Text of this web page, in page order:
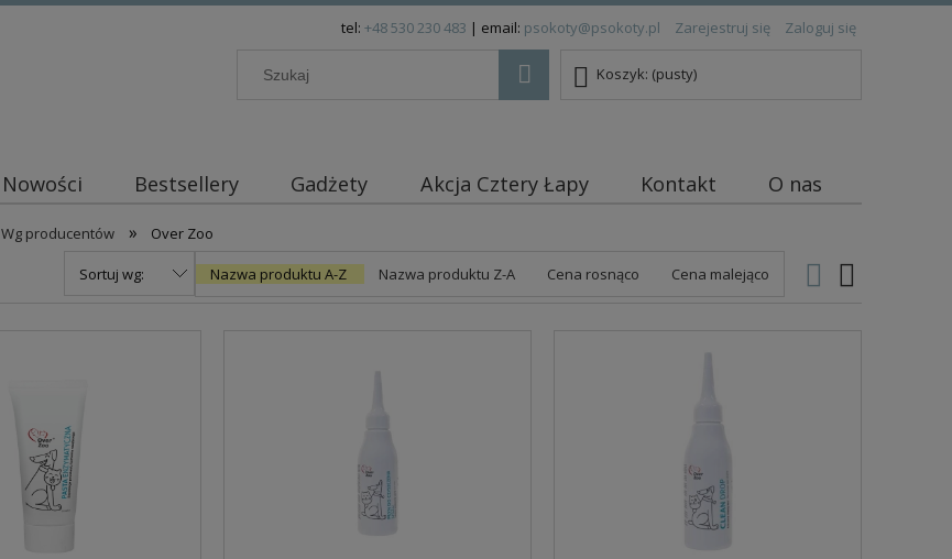
tel: +48 530 230 483 | email: psokoty@psokoty.pl Zarejestruj się Zaloguj się
Koszyk: (pusty)
Nowości Bestsellery Gadżety Akcja Cztery Łapy Kontakt
O nas
Wg producentów » Over Zoo
Sortuj wg: Nazwa produktu A-Z Nazwa produktu Z-A Cena rosnąco Cena malejąco